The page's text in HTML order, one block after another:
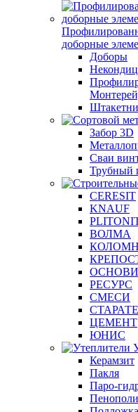
доборные
Доборы
Забор 3D
Сваи
Трубный
CERESIT
KNAUF
ВОЛМА
РЕСУРС
СМЕСИ
ЦЕМЕНТ
ЮНИС
Керамзит
Пакля
Паро-